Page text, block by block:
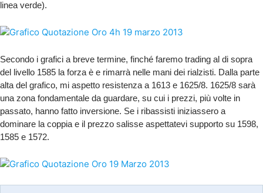
linea verde).
Secondo i grafici a breve termine, finché faremo trading al di sopra
del livello 1585 la forza è e rimarrà nelle mani dei rialzisti. Dalla parte
alta del grafico, mi aspetto resistenza a 1613 e 1625/8. 1625/8 sarà
una zona fondamentale da guardare, su cui i prezzi, più volte in
passato, hanno fatto inversione. Se i ribassisti iniziassero a
dominare la coppia e il prezzo salisse aspettatevi supporto su 1598,
1585 e 1572.